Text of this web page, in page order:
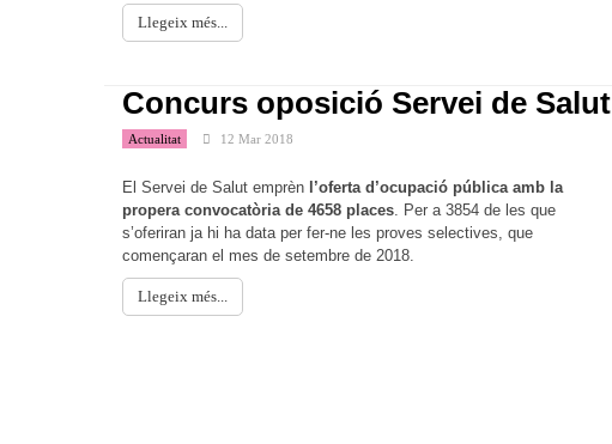
Llegeix més...
Concurs oposició Servei de Salut
Actualitat 12 Mar 2018
El Servei de Salut emprèn l’oferta d’ocupació pública amb la
propera convocatòria de 4658 places. Per a 3854 de les que
s’oferiran ja hi ha data per fer-ne les proves selectives, que
començaran el mes de setembre de 2018.
Llegeix més...